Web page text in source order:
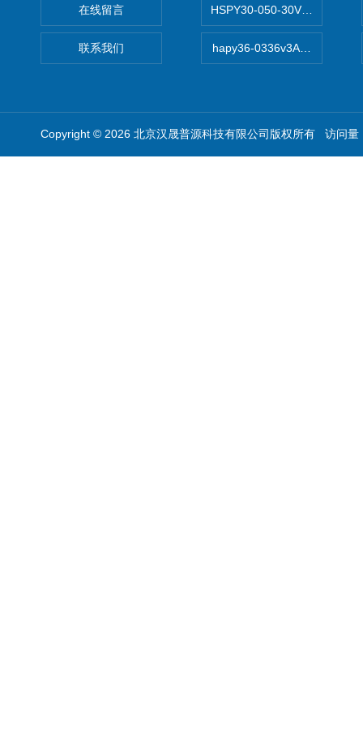
在线留言
联系我们
HSPY30-050-30V/-05A可调
hapy36-0336v3A高精度小型
Copyright © 2026 北京汉晟普源科技有限公司版权所有 访问量